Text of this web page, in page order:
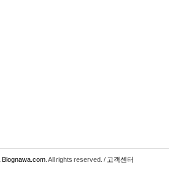
Blognawa.com . All rights reserved. / 고객센터